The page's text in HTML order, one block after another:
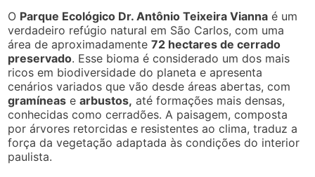
O Parque Ecológico Dr. Antônio Teixeira Vianna é um
verdadeiro refúgio natural em São Carlos, com uma
área de aproximadamente72 hectares de cerrado
preservado. Esse bioma é considerado um dos mais
ricos em biodiversidade do planeta e apresenta
cenários variados que vão desde áreas abertas, com
gramíneas earbustos, até formações mais densas,
conhecidas como cerradões. A paisagem, composta
por árvores retorcidas e resistentes ao clima, traduz a
força da vegetação adaptada às condições do interior
paulista.